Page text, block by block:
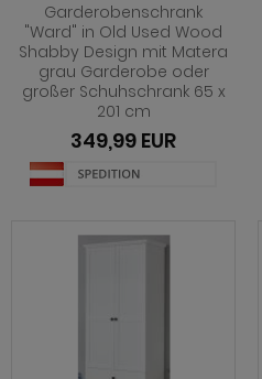
Garderobenschrank
"Ward" in Old Used Wood
Shabby Design mit Matera
grau Garderobe oder
großer Schuhschrank 65 x
201 cm
349,99 EUR